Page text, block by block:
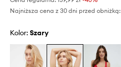
Najniższa cena z 30 dni przed obniżką:
Kolor: szary